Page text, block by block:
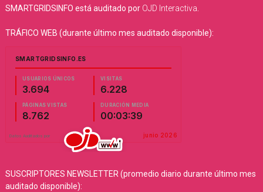
SMARTGRIDSINFO está auditado por OJD Interactiva
TRÁFICO WEB (durante último mes auditado disponible):
SUSCRIPTORES NEWSLETTER (promedio diario durante último mes
auditado disponible):